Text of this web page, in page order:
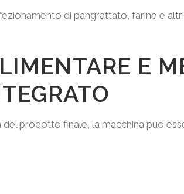
di pangrattato, farine e
E
del prodotto finale, la macchina può